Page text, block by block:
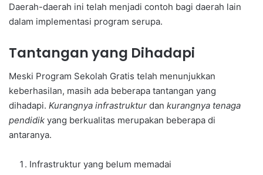
Daerah-daerah ini telah menjadi contoh bagi daerah lain
dalam implementasi program serupa.
Tantangan yang Dihadapi
Meski Program Sekolah Gratis telah menunjukkan
keberhasilan, masih ada beberapa tantangan yang
dihadapi. Kurangnya infrastruktur dan kurangnya tenaga
pendidik yang berkualitas merupakan beberapa di
antaranya.
Infrastruktur yang belum memadai